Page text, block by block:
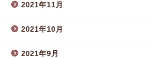
2021年11月
2021年10月
2021年9月